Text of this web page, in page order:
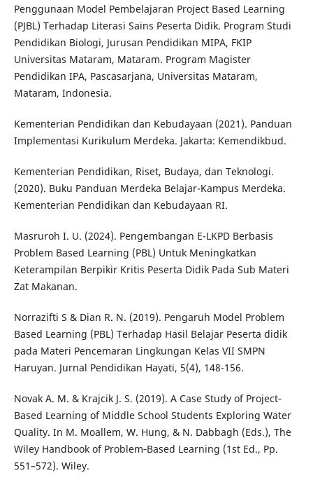
Penggunaan Model Pembelajaran Project Based Learning
(PJBL) Terhadap Literasi Sains Peserta Didik. Program Studi
Pendidikan Biologi, Jurusan Pendidikan MIPA, FKIP
Universitas Mataram, Mataram. Program Magister
Pendidikan IPA, Pascasarjana, Universitas Mataram,
Mataram, Indonesia.
Kementerian Pendidikan dan Kebudayaan (2021). Panduan
Implementasi Kurikulum Merdeka. Jakarta: Kemendikbud.
Kementerian Pendidikan, Riset, Budaya, dan Teknologi.
(2020). Buku Panduan Merdeka Belajar-Kampus Merdeka.
Kementerian Pendidikan dan Kebudayaan RI.
Masruroh I. U. (2024). Pengembangan E-LKPD Berbasis
Problem Based Learning (PBL) Untuk Meningkatkan
Keterampilan Berpikir Kritis Peserta Didik Pada Sub Materi
Zat Makanan.
Norrazifti S & Dian R. N. (2019). Pengaruh Model Problem
Based Learning (PBL) Terhadap Hasil Belajar Peserta didik
pada Materi Pencemaran Lingkungan Kelas VII SMPN
Haruyan. Jurnal Pendidikan Hayati, 5(4), 148-156.
Novak A. M. & Krajcik J. S. (2019). A Case Study of Project‐
Based Learning of Middle School Students Exploring Water
Quality. In M. Moallem, W. Hung, & N. Dabbagh (Eds.), The
Wiley Handbook of Problem‐Based Learning (1st Ed., Pp.
551–572). Wiley.